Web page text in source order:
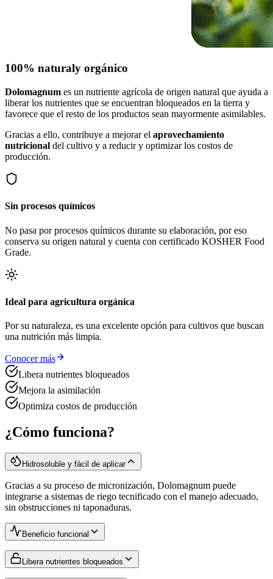
100% naturaly orgánico
Dolomagnum es un nutriente agrícola de origen natural que ayuda a
liberar los nutrientes que se encuentran bloqueados en la tierra y
favorece que el resto de los productos sean mayormente asimilables.
Gracias a ello, contribuye a mejorar el aprovechamiento
nutricional del cultivo y a reducir y optimizar los costos de
producción.
Sin procesos químicos
No pasa por procesos químicos durante su elaboración, por eso
conserva su origen natural y cuenta con certificado KOSHER Food
Grade.
Ideal para agricultura orgánica
Por su naturaleza, es una excelente opción para cultivos que buscan
una nutrición más limpia.
Conocer más
Libera nutrientes bloqueados
Mejora la asimilación
Optimiza costos de producción
¿Cómo funciona?
Hidrosoluble y fácil de aplicar
Gracias a su proceso de micronización, Dolomagnum puede
integrarse a sistemas de riego tecnificado con el manejo adecuado,
sin obstrucciones ni taponaduras.
Beneficio funcional
Libera nutrientes bloqueados